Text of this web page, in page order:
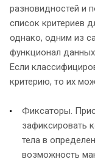
разновидностей и
список критериев
однако, одним из
функционал
Если
критерию, то их
Фиксаторы.
зафиксировать
тела в
возможность